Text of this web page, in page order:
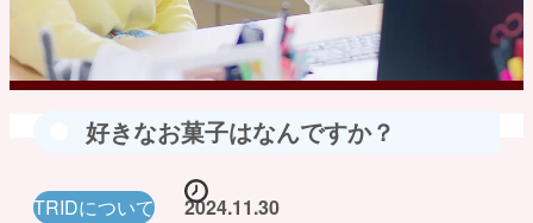
好きなお菓子はなんですか？
TRIDについて 2024.11.30